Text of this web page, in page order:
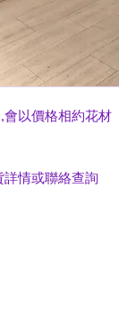
以價格相約花材
情或聯絡查詢